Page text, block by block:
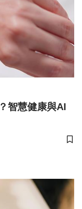
智慧健康與AI
儲